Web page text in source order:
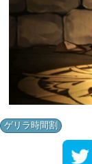
ゲリラ時間割